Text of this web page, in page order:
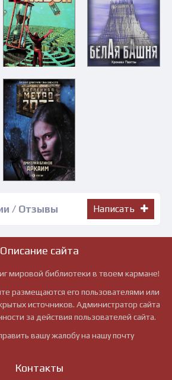
/ Отзывы Написать
Описание сайта
мировой библиотеки в твоем кармане!
размещаются его пользователями или
источников. Администратор сайта
за действия пользователей сайта.
вашу жалобу на нашу почту
Контакты